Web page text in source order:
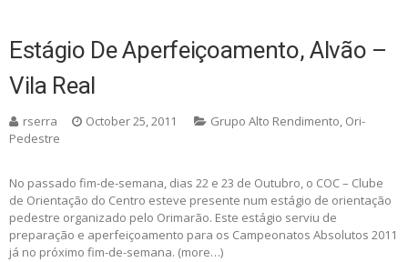
Estágio De Aperfeiçoamento, Alvão –
Vila Real
rserra October 25, 2011 Grupo Alto Rendimento, Ori-
Pedestre
No passado fim-de-semana, dias 22 e 23 de Outubro, o COC – Clube
de Orientação do Centro esteve presente num estágio de orientação
pedestre organizado pelo Orimarão. Este estágio serviu de
preparação e aperfeiçoamento para os Campeonatos Absolutos 2011
já no próximo fim-de-semana. (more…)